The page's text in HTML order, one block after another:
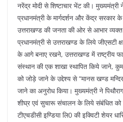
नरेंद्र मोदी से शिष्टाचार भेंट की।
प्रधानमंत्री के मार्गदर्शन और केंद्र सरकार
उत्तराखण्ड की जनता की ओर से आभार
प्रधानमंत्री से उत्तराखण्ड के लिये जीएसटी
के आगे बनाए रखने, उत्तराखण्ड में राष्ट्रीय
संस्थान की एक शाखा स्थापित किये जाने,
को जोड़े जाने के उद्देश्य से “मानस खण्ड
जाने का अनुरोध किया। मुख्यमंत्री ने
शीघ्र एवं सुचारू संचालन के लिये संबंधित को
टीएचडीसी इण्डिया लि0 की इक्विटी शेयर